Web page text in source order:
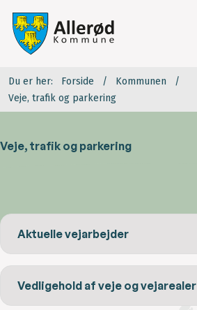
Du er her: Forside
Kommunen
Veje, trafik og parkering
Veje, trafik og parkering
Aktuelle vejarbejder
Vedligehold af veje og vejarealer